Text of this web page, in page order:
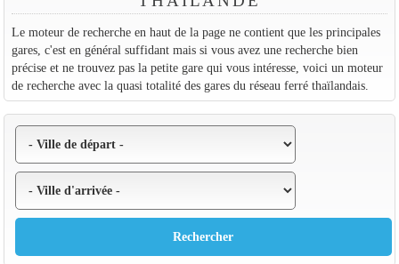
Le moteur de recherche en haut de la page ne contient que les principales
gares, c'est en général suffidant mais si vous avez une recherche bien
précise et ne trouvez pas la petite gare qui vous intéresse, voici un moteur
de recherche avec la quasi totalité des gares du réseau ferré thaïlandais.